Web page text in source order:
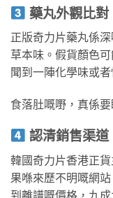
藥丸外觀比對
正版奇力片藥丸係
草本味。假貨顏色
聞到一陣化學味或者
食落肚嘅嘢，真係
認清銷售渠道
韓國奇力片香港正貨
果喺來歷不明嘅網
到離譜嘅價格，九成